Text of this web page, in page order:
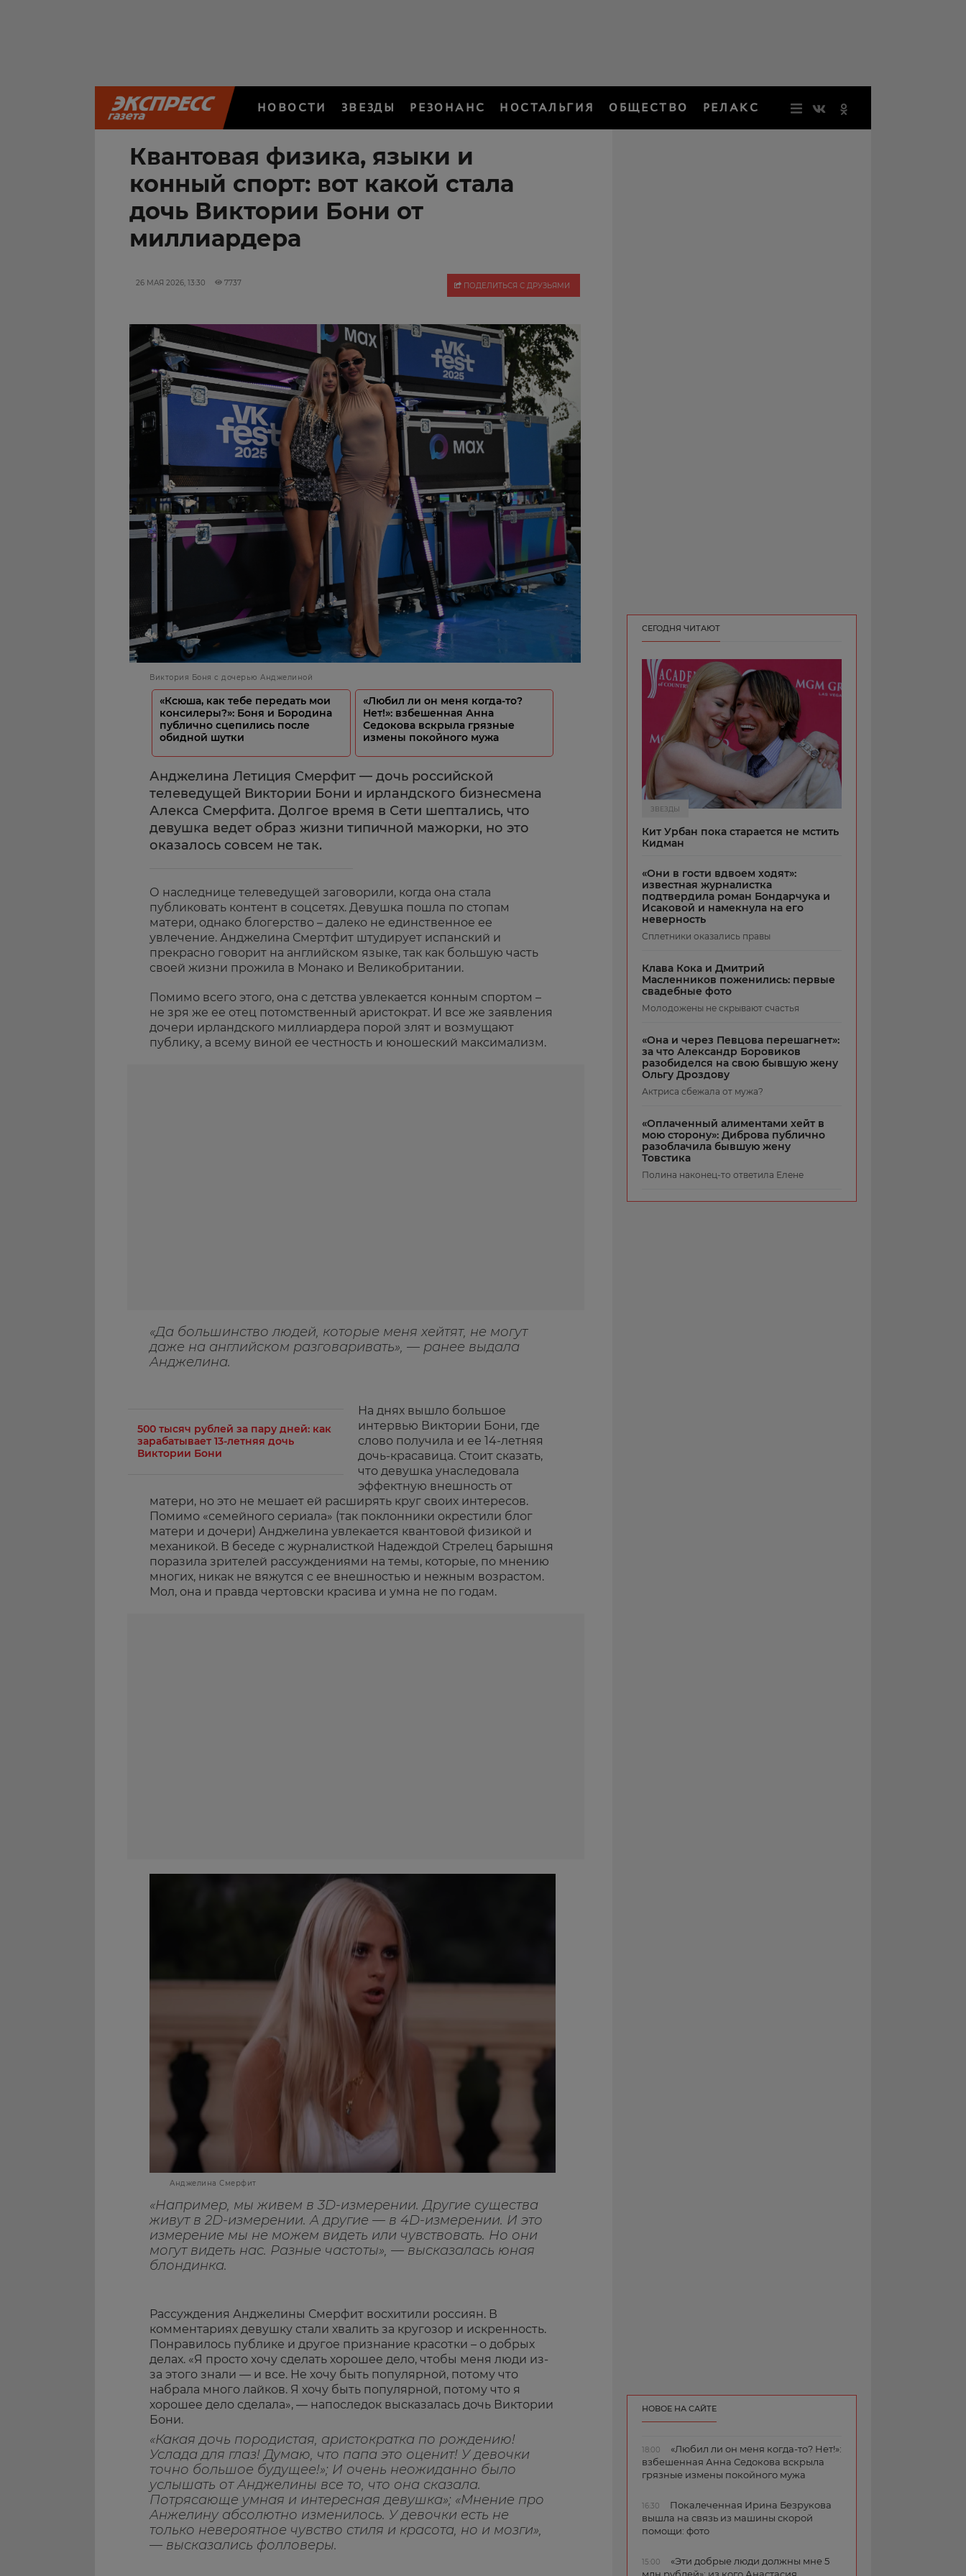
НОВОСТИ ЗВЕЗДЫ РЕЗОНАНС НОСТАЛЬГИЯ ОБЩЕСТВО РЕЛАКС
Квантовая физика, языки и
конный спорт: вот какой стала
дочь Виктории Бони от
миллиардера
26 МАЯ 2026, 13:30 7737 ПОДЕЛИТЬСЯ С ДРУЗЬЯМИ
Виктория Боня с дочерью Анджелиной
«Ксюша, как тебе передать мои
консилеры?»: Боня и Бородина
публично сцепились после
обидной шутки
«Любил ли он меня когда-то?
Нет!»: взбешенная Анна
Седокова вскрыла грязные
измены покойного мужа
Анджелина Летиция Смерфит — дочь российской
телеведущей Виктории Бони и ирландского бизнесмена
Алекса Смерфита. Долгое время в Сети шептались, что
девушка ведет образ жизни типичной мажорки, но это
оказалось совсем не так.
О наследнице телеведущей заговорили, когда она стала
публиковать контент в соцсетях. Девушка пошла по стопам
матери, однако блогерство – далеко не единственное ее
увлечение. Анджелина Смертфит штудирует испанский и
прекрасно говорит на английском языке, так как большую часть
своей жизни прожила в Монако и Великобритании.
Помимо всего этого, она с детства увлекается конным спортом –
не зря же ее отец потомственный аристократ. И все же заявления
дочери ирландского миллиардера порой злят и возмущают
публику, а всему виной ее честность и юношеский максимализм.
«Да большинство людей, которые меня хейтят, не могут
даже на английском разговаривать», — ранее выдала
Анджелина.
500 тысяч рублей за пару дней: как
зарабатывает 13-летняя дочь
Виктории Бони
На днях вышло большое
интервью Виктории Бони, где
слово получила и ее 14-летняя
дочь-красавица. Стоит сказать,
что девушка унаследовала
эффектную внешность от
матери, но это не мешает ей расширять круг своих интересов.
Помимо «семейного сериала» (так поклонники окрестили блог
матери и дочери) Анджелина увлекается квантовой физикой и
механикой. В беседе с журналисткой Надеждой Стрелец барышня
поразила зрителей рассуждениями на темы, которые, по мнению
многих, никак не вяжутся с ее внешностью и нежным возрастом.
Мол, она и правда чертовски красива и умна не по годам.
Анджелина Смерфит
«Например, мы живем в 3D-измерении. Другие существа
живут в 2D-измерении. А другие — в 4D-измерении. И это
измерение мы не можем видеть или чувствовать. Но они
могут видеть нас. Разные частоты», — высказалась юная
блондинка.
Рассуждения Анджелины Смерфит восхитили россиян. В
комментариях девушку стали хвалить за кругозор и искренность.
Понравилось публике и другое признание красотки – о добрых
делах. «Я просто хочу сделать хорошее дело, чтобы меня люди из-
за этого знали — и все. Не хочу быть популярной, потому что
набрала много лайков. Я хочу быть популярной, потому что я
хорошее дело сделала», — напоследок высказалась дочь Виктории
Бони.
«Какая дочь породистая, аристократка по рождению!
Услада для глаз! Думаю, что папа это оценит! У девочки
точно большое будущее!»; И очень неожиданно было
услышать от Анджелины все то, что она сказала.
Потрясающе умная и интересная девушка»; «Мнение про
Анжелину абсолютно изменилось. У девочки есть не
только невероятное чувство стиля и красота, но и мозги»,
— высказались фолловеры.
СЕГОДНЯ ЧИТАЮТ
ЗВЕЗДЫ
Кит Урбан пока старается не мстить
Кидман
«Они в гости вдвоем ходят»:
известная журналистка
подтвердила роман Бондарчука и
Исаковой и намекнула на его
неверность
Сплетники оказались правы
Клава Кока и Дмитрий
Масленников поженились: первые
свадебные фото
Молодожены не скрывают счастья
«Она и через Певцова перешагнет»:
за что Александр Боровиков
разобиделся на свою бывшую жену
Ольгу Дроздову
Актриса сбежала от мужа?
«Оплаченный алиментами хейт в
мою сторону»: Диброва публично
разоблачила бывшую жену
Товстика
Полина наконец-то ответила Елене
НОВОЕ НА САЙТЕ
18:00
«Любил ли он меня когда-то? Нет!»:
взбешенная Анна Седокова вскрыла
грязные измены покойного мужа
16:30
Покалеченная Ирина Безрукова
вышла на связь из машины скорой
помощи: фото
15:00
«Эти добрые люди должны мне 5